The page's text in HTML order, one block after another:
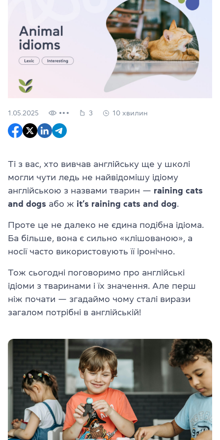
1.05.2025 3 10 хвилин
Ті з вас, хто вивчав англійську ще у школі
могли чути ледь не найвідомішу ідіому
англійською з назвами тварин — raining cats
and dogs або ж it’s raining cats and dog
Проте це не далеко не єдина подібна ідіома.
Ба більше, вона є сильно «клішованою», а
носії часто використовують її іронічно.
Тож сьогодні поговоримо про англійські
ідіоми з тваринами і їх значення. Але перш
ніж почати — згадаймо чому сталі вирази
загалом потрібні в англійській!